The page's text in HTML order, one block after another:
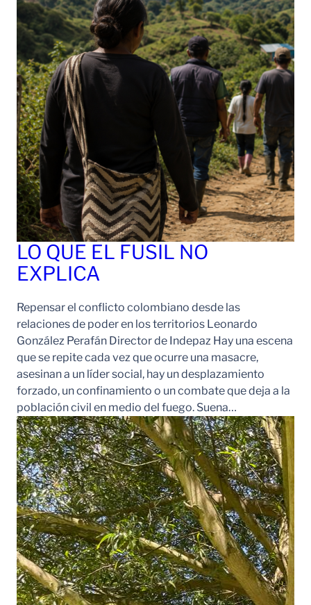
LO QUE EL FUSIL NO
EXPLICA
Repensar el conflicto colombiano desde las
relaciones de poder en los territorios Leonardo
González Perafán Director de Indepaz Hay una escena
que se repite cada vez que ocurre una masacre,
asesinan a un líder social, hay un desplazamiento
forzado, un confinamiento o un combate que deja a la
población civil en medio del fuego. Suena…